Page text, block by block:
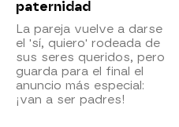
paternidad
La pareja vuelve a darse
el 'sí, quiero' rodeada de
sus seres queridos, pero
guarda para el final el
anuncio más especial:
¡van a ser padres!